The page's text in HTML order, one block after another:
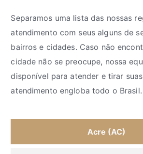
Separamos uma lista das nossas
atendimento com seus alguns de
bairros e cidades. Caso não
cidade não se preocupe, nossa
disponível para atender e tirar
atendimento engloba todo o Brasil.
Acre (AC)